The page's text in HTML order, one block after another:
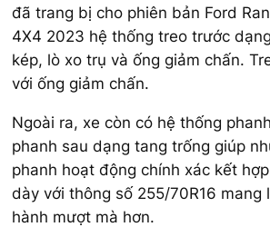
đã trang bị cho phiên bản Ford
4X4 2023 hệ thống treo trước
kép, lò xo trụ và ống giảm chấn.
với ống giảm chấn.
Ngoài ra, xe còn có hệ thống
phanh sau dạng tang trống giúp
phanh hoạt động chính xác kết
dày với thông số 255/70R16 mang
hành mượt mà hơn.